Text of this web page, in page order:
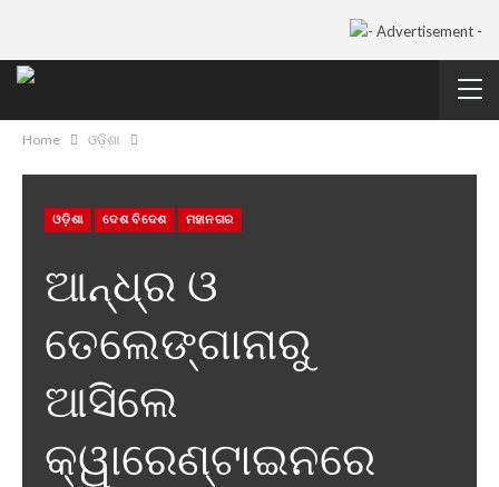
Home ଓଡ଼ିଶା
ଓଡ଼ିଶା ଦେଶ ବିଦେଶ ମହାନଗର
ଆନ୍ଧ୍ର ଓ
ତେଲେଙ୍ଗାନାରୁ
ଆସିଲେ
କ୍ୱାରେଣ୍ଟାଇନରେ